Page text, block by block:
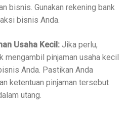
bisnis. Gunakan rekening bank
bisnis Anda.
Usaha Kecil: Jika perlu,
mengambil pinjaman usaha kecil
Anda. Pastikan Anda
ketentuan pinjaman tersebut
utang.